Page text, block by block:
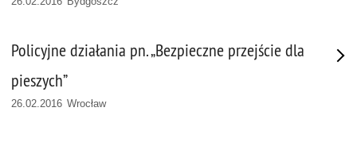
Policyjne działania pn. „Bezpieczne przejście dla
pieszych”
26.02.2016 Wrocław